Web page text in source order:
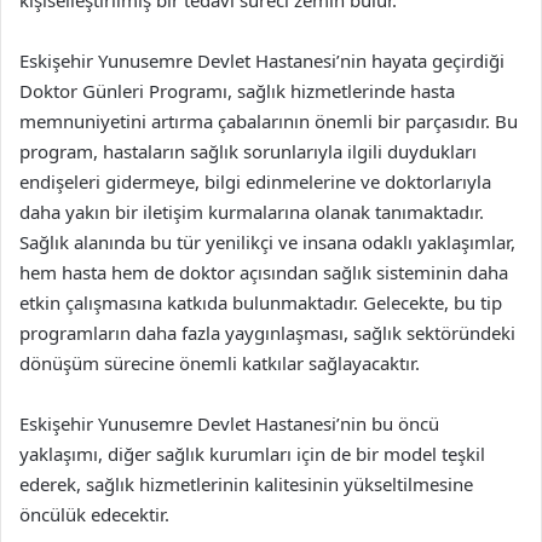
Eskişehir Yunusemre Devlet Hastanesi’nin hayata geçirdiği
Doktor Günleri Programı, sağlık hizmetlerinde hasta
memnuniyetini artırma çabalarının önemli bir parçasıdır. Bu
program, hastaların sağlık sorunlarıyla ilgili duydukları
endişeleri gidermeye, bilgi edinmelerine ve doktorlarıyla
daha yakın bir iletişim kurmalarına olanak tanımaktadır.
Sağlık alanında bu tür yenilikçi ve insana odaklı yaklaşımlar,
hem hasta hem de doktor açısından sağlık sisteminin daha
etkin çalışmasına katkıda bulunmaktadır. Gelecekte, bu tip
programların daha fazla yaygınlaşması, sağlık sektöründeki
dönüşüm sürecine önemli katkılar sağlayacaktır.
Eskişehir Yunusemre Devlet Hastanesi’nin bu öncü
yaklaşımı, diğer sağlık kurumları için de bir model teşkil
ederek, sağlık hizmetlerinin kalitesinin yükseltilmesine
öncülük edecektir.